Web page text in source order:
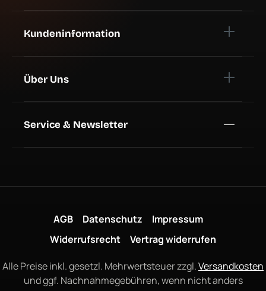
Kundeninformation
Über Uns
Service & Newsletter
AGB Datenschutz
Impressum
Widerrufsrecht
Vertrag widerrufen
Alle Preise inkl. gesetzl. Mehrwertsteuer zzgl.Versandkosten
und ggf. Nachnahmegebühren, wenn nicht anders